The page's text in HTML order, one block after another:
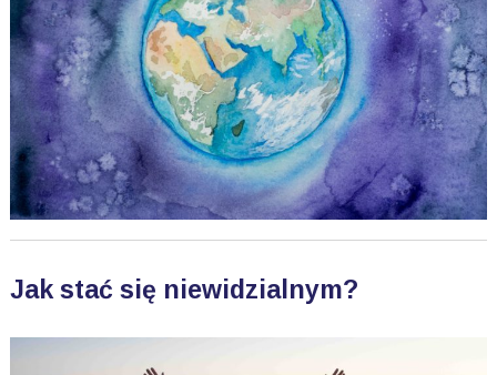
Jak stać się niewidzialnym?